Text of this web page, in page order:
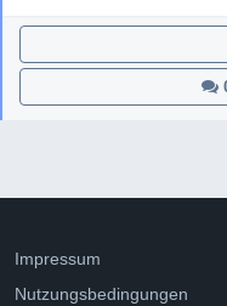
Impressum
Nutzungsbedingungen